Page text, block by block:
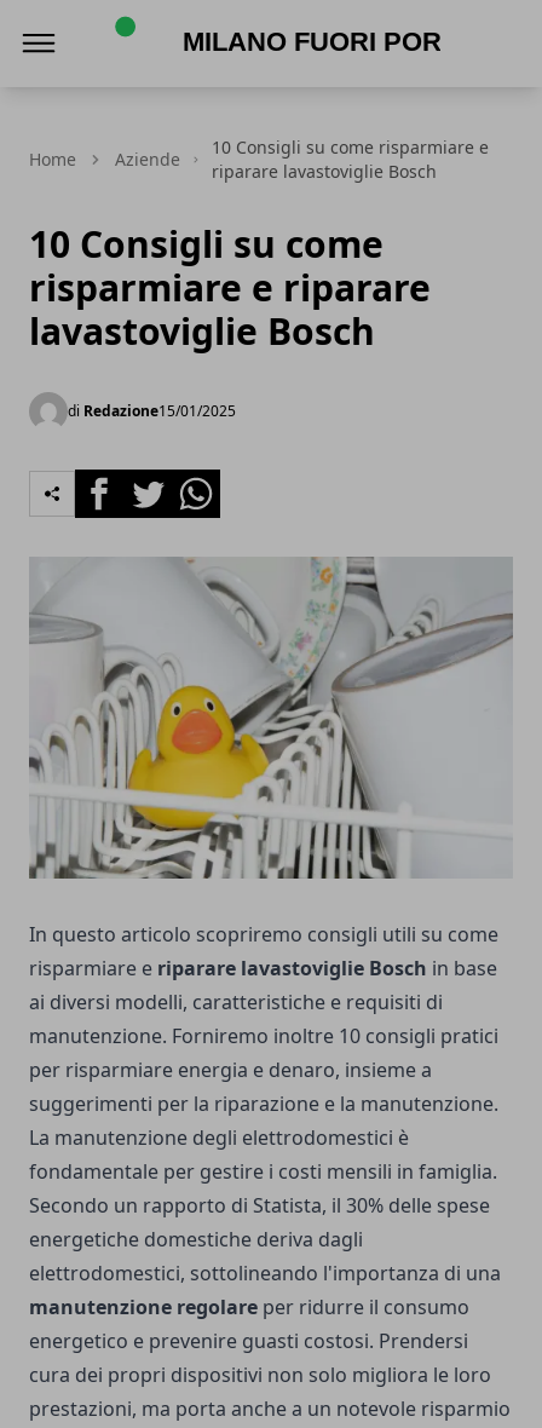
Home Aziende
10 Consigli su come risparmiare e
riparare lavastoviglie Bosch
10 Consigli su come
risparmiare e riparare
lavastoviglie Bosch
di Redazione15/01/2025
FacebookTwitterWhatsapp
In questo articolo scopriremo consigli utili su come
risparmiare e riparare lavastoviglie Bosch in base
ai diversi modelli, caratteristiche e requisiti di
manutenzione. Forniremo inoltre 10 consigli pratici
per risparmiare energia e denaro, insieme a
suggerimenti per la riparazione e la manutenzione.
La manutenzione degli elettrodomestici è
fondamentale per gestire i costi mensili in famiglia.
Secondo un rapporto di Statista, il 30% delle spese
energetiche domestiche deriva dagli
elettrodomestici, sottolineando l'importanza di una
manutenzione regolare per ridurre il consumo
energetico e prevenire guasti costosi. Prendersi
cura dei propri dispositivi non solo migliora le loro
prestazioni, ma porta anche a un notevole risparmio